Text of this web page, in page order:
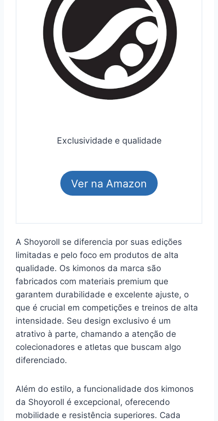
Exclusividade e qualidade
Ver na Amazon
A Shoyoroll se diferencia por suas edições
limitadas e pelo foco em produtos de alta
qualidade. Os kimonos da marca são
fabricados com materiais premium que
garantem durabilidade e excelente ajuste, o
que é crucial em competições e treinos de alta
intensidade. Seu design exclusivo é um
atrativo à parte, chamando a atenção de
colecionadores e atletas que buscam algo
diferenciado.
Além do estilo, a funcionalidade dos kimonos
da Shoyoroll é excepcional, oferecendo
mobilidade e resistência superiores. Cada